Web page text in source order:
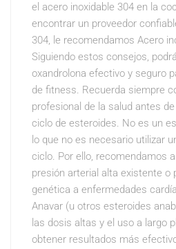
el acero inoxidable 304 en la
encontrar un proveedor
304, le recomendamos Acero
Siguiendo estos consejos,
oxandrolona efectivo y seguro
de fitness. Recuerda siempre
profesional de la salud antes
ciclo de esteroides. No es un
lo que no es necesario utilizar
ciclo. Por ello, recomendamos
presión arterial alta existente o
genética a enfermedades
Anavar (u otros esteroides
las dosis altas y el uso a largo
obtener resultados más